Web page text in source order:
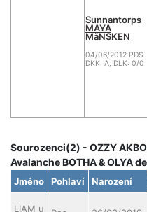
Sunnantorps
MAYA
MåNSKEN
04/06/2012 PDS
DKK: A, DLK: 0/0
Sourozenci(2) - OZZY
Avalanche BOTHA & OLYA
Jméno Pohlaví Narození
LIAM u